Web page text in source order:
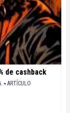
de cashback
▪ ARTÍCULO